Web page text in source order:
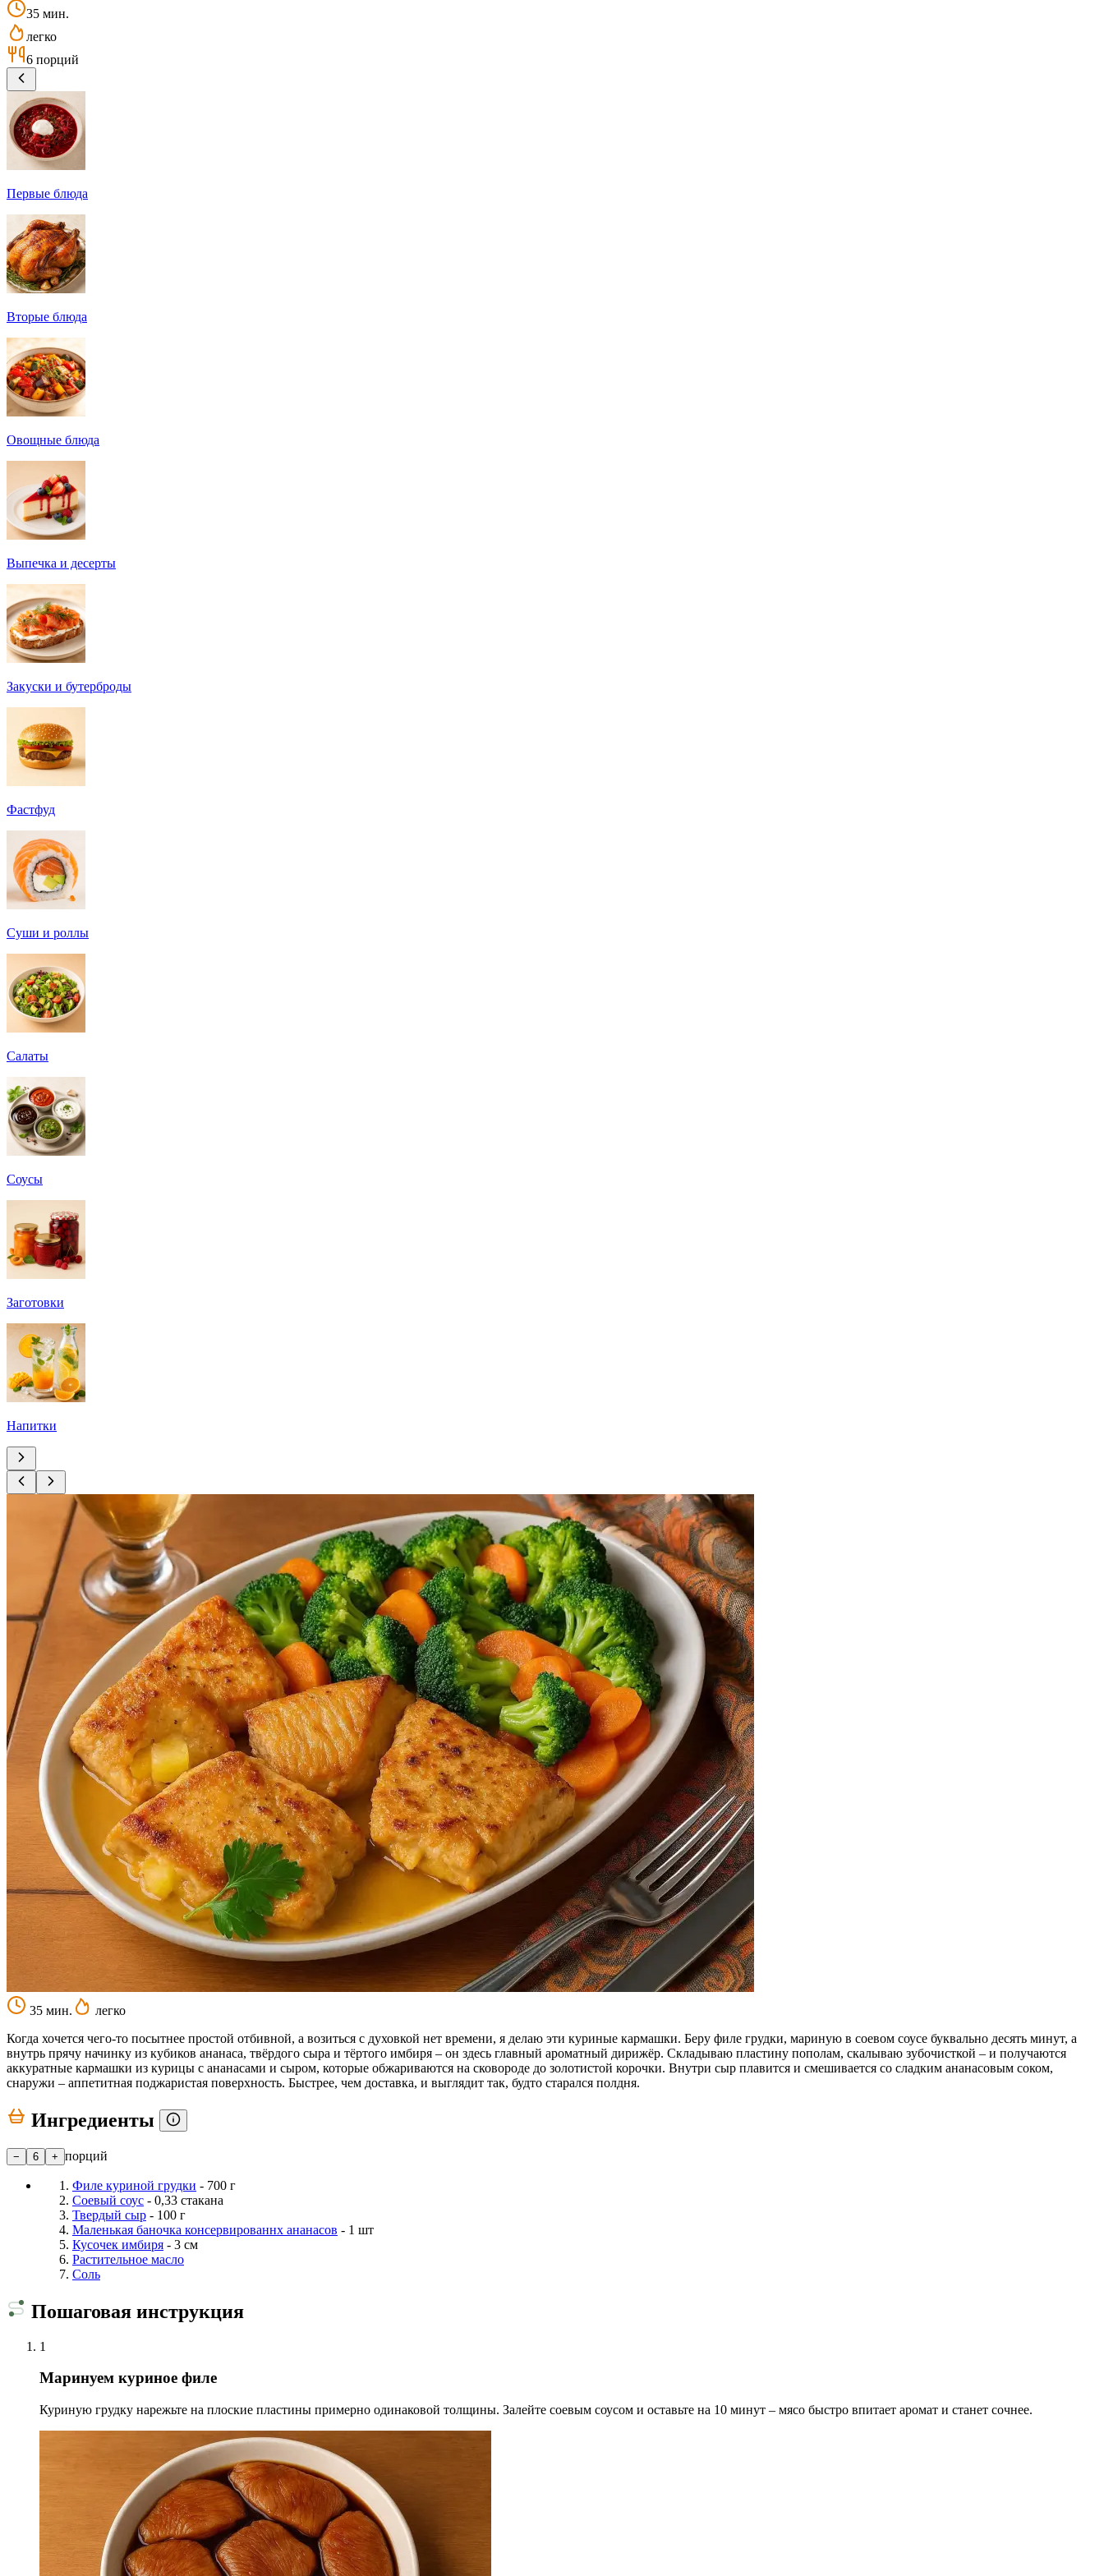
35 мин.
легко
6 порций
Первые блюда
Вторые блюда
Овощные блюда
Выпечка и десерты
Закуски и бутерброды
Фастфуд
Суши и роллы
Салаты
Соусы
Заготовки
Напитки
35 мин.
легко
Когда хочется чего-то посытнее простой отбивной, а возиться с духовкой нет времени, я делаю эти куриные кармашки. Беру филе грудки, мариную в соевом соусе буквально десять минут, а
внутрь прячу начинку из кубиков ананаса, твёрдого сыра и тёртого имбиря – он здесь главный ароматный дирижёр. Складываю пластину пополам, скалываю зубочисткой – и получаются
аккуратные кармашки из курицы с ананасами и сыром, которые обжариваются на сковороде до золотистой корочки. Внутри сыр плавится и смешивается со сладким ананасовым соком,
снаружи – аппетитная поджаристая поверхность. Быстрее, чем доставка, и выглядит так, будто старался полдня.
Ингредиенты
− 6 + порций
Филе куриной грудки - 700 г
Соевый соус - 0,33 стакана
Твердый сыр - 100 г
Маленькая баночка консервированнх ананасов - 1 шт
Кусочек имбиря - 3 см
Растительное масло
Соль
Пошаговая инструкция
1
Маринуем куриное филе
Куриную грудку нарежьте на плоские пластины примерно одинаковой толщины. Залейте соевым соусом и оставьте на 10 минут – мясо быстро впитает аромат и станет сочнее.